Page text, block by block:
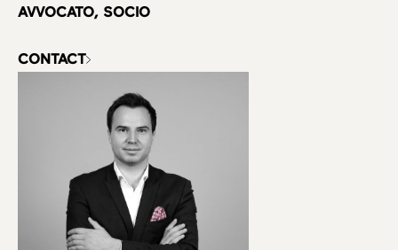
AVVOCATO, SOCIO
CONTACT